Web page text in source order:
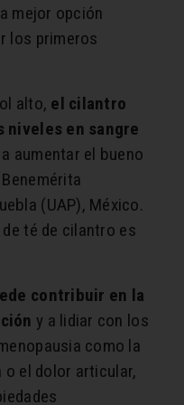
mejor opción
los primeros
alto, el cilantro
niveles en sangre
aumentar el bueno
(UAP), México.
té de cilantro es
contribuir en la
y a lidiar con los
como la
o el dolor articular,